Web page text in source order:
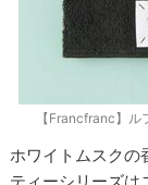
【Francfranc】
ホワイトムスクの